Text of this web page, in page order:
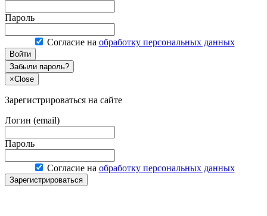
Пароль
Согласие на обработку персональных данных
Войти
Забыли пароль?
×Close
Зарегистрироваться на сайте
Логин (email)
Пароль
Согласие на обработку персональных данных
Зарегистрироваться